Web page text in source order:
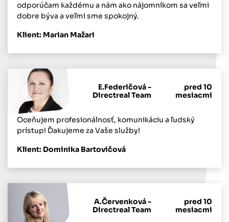
odporúčam každému a nám ako nájomníkom sa veľmi
dobre býva a veľmi sme spokojný.
Klient: Marian Mažari
E.Federičová -
Directreal Team
pred 10
mesiacmi
Oceňujem profesionálnosť, komunikáciu a ľudský
prístup! Ďakujeme za Vaše služby!
Klient: Dominika Bartovičová
A.Červenková -
Directreal Team
pred 10
mesiacmi